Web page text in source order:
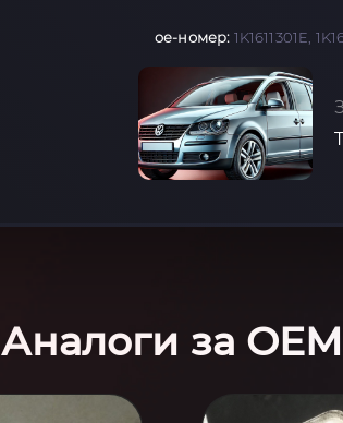
oe-номер: 1K1611301E,
Аналоги за OEM